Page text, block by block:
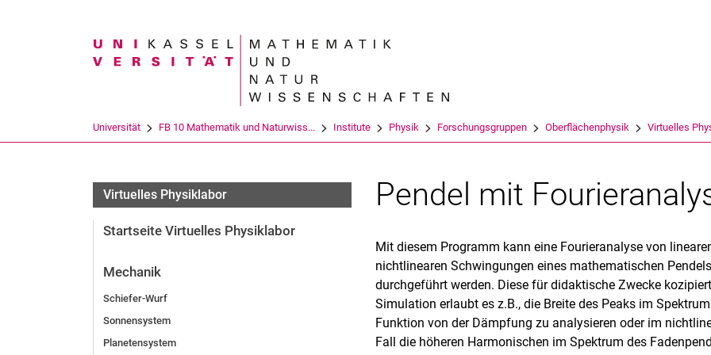
Suchbegriff
Universität FB 10 Mathematik und Naturwiss... Institute Physik Forschungsgruppen Oberflächenphysik Virtuelles
Virtuelles Physiklabor
Startseite Virtuelles Physiklabor
Mechanik
Schiefer-Wurf
Sonnensystem
Planetensystem
Pendel mit
Mit diesem Programm kann eine Fourieranalyse von
nichtlinearen Schwingungen eines mathematischen Pendels
durchgeführt werden. Diese für didaktische Zwecke
Simulation erlaubt es z.B., die Breite des Peaks im
Funktion von der Dämpfung zu analysieren oder im
Fall die höheren Harmonischen im Spektrum des